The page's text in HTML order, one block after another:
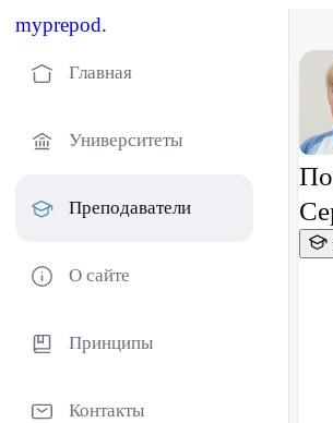
myprepod.
Главная
Университеты
Преподаватели
О сайте
Принципы
Контакты